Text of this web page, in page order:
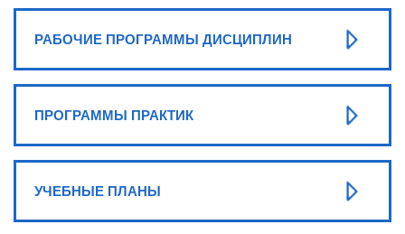
РАБОЧИЕ ПРОГРАММЫ ДИСЦИПЛИН
ПРОГРАММЫ ПРАКТИК
УЧЕБНЫЕ ПЛАНЫ